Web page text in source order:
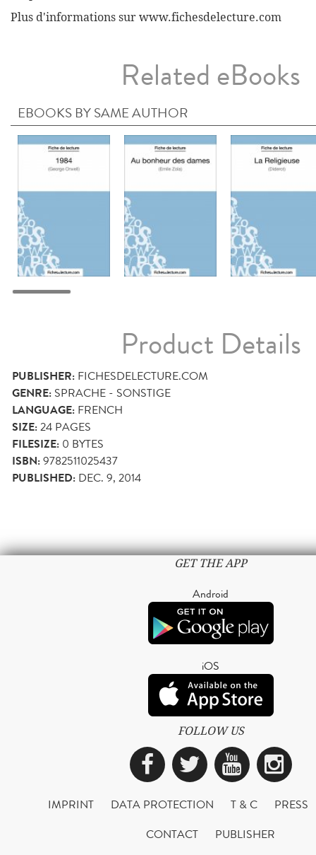
Plus d'informations sur www.fichesdelecture.com
Related eBooks
EBOOKS BY SAME AUTHOR
Product Details
PUBLISHER: FICHESDELECTURE.COM
GENRE: SPRACHE - SONSTIGE
LANGUAGE: FRENCH
SIZE:24 PAGES
FILESIZE: 0 BYTES
ISBN:9782511025437
PUBLISHED: DEC. 9, 2014
GET THE APP
Android
iOS
FOLLOW US
Facebook
Twitter
IMPRINT DATA PROTECTION T & C
PRESS
CONTACT
PUBLISHER